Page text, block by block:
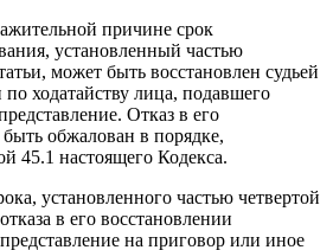
причине срок
установленный частью
может быть восстановлен судьей
ходатайству лица, подавшего
Отказ в его
обжалован в порядке,
45.1 настоящего Кодекса.
установленного частью четвертой
в его восстановлении
на приговор или иное